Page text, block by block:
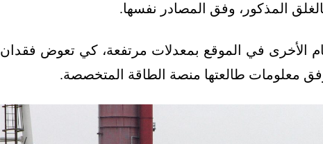
المذكور، وفق المصادر نفسها.
الأخرى في الموقع بمعدلات مرتفعة، كي تعوض فقدان
معلومات طالعتها منصة الطاقة المتخصصة.